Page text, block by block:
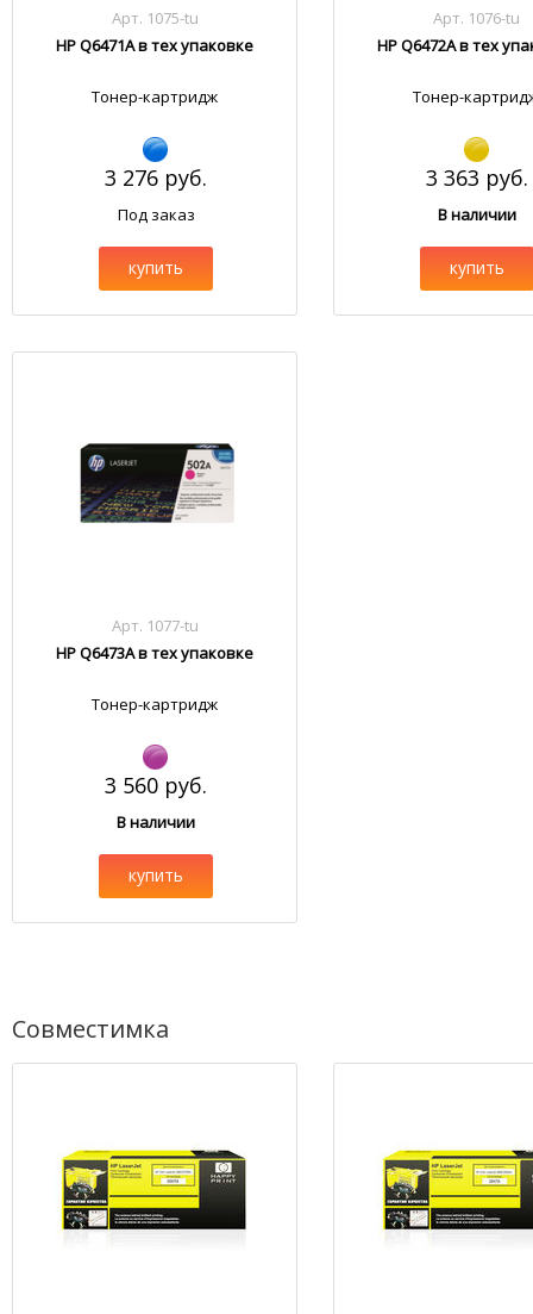
Арт. 1075-tu
HP Q6471A в тех упаковке
Тонер-картридж
3 276 руб.
Под заказ
купить
Арт. 1076-tu
HP Q6472A в тех
Тонер-
3 363 руб.
В наличии
купить
Арт. 1077-tu
HP Q6473A в тех упаковке
Тонер-картридж
3 560 руб.
В наличии
купить
Совместимка